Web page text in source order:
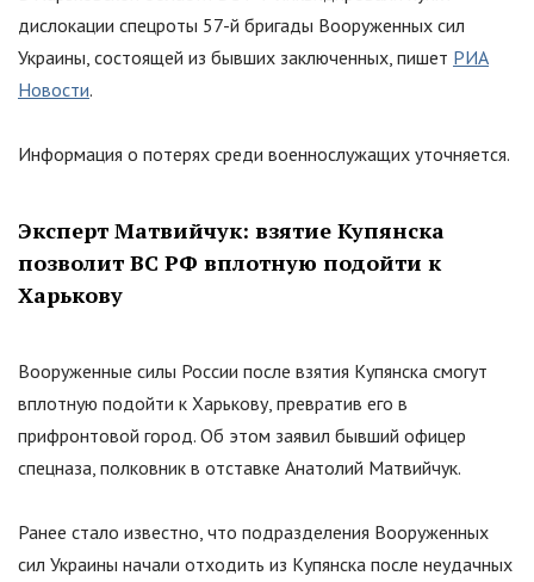
дислокации спецроты 57-й бригады Вооруженных сил
Украины, состоящей из бывших заключенных, пишет РИА
Новости.
Информация о потерях среди военнослужащих уточняется.
Эксперт Матвийчук: взятие Купянска
позволит ВС РФ вплотную подойти к
Харькову
Вооруженные силы России после взятия Купянска смогут
вплотную подойти к Харькову, превратив его в
прифронтовой город. Об этом заявил бывший офицер
спецназа, полковник в отставке Анатолий Матвийчук.
Ранее стало известно, что подразделения Вооруженных
сил Украины начали отходить из Купянска после неудачных